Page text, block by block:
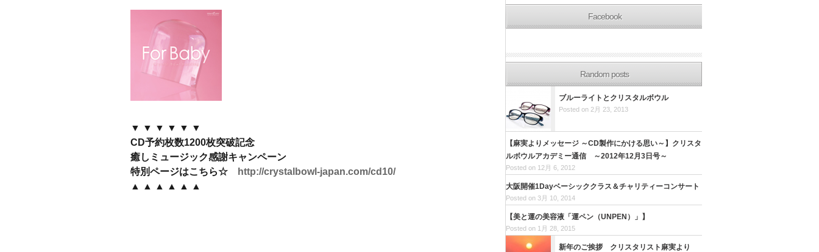
▼ ▼ ▼ ▼ ▼ ▼
CD予約枚数1200枚突破記念
癒しミュージック感謝キャンペーン
特別ページはこちら☆
http://crystalbowl-japan.com/cd10/
▲ ▲ ▲ ▲ ▲ ▲
Facebook
Random posts
ブルーライトとクリスタルボウル
Posted on 2月 23, 2013
【麻実よりメッセージ ～CD製作にかける思い～】クリスタ
ルボウルアカデミー通信 ～2012年12月3日号～
Posted on 12月 6, 2012
大阪開催1Dayベーシッククラス＆チャリティーコンサート
Posted on 3月 10, 2014
【美と運の美容液「運ペン（UNPEN）」】
Posted on 1月 28, 2015
新年のご挨拶 クリスタリスト麻実より